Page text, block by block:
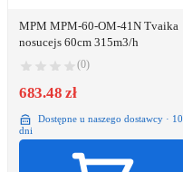
MPM MPM-60-OM-41N Tvaika
nosucejs 60cm 315m3/h
(0)
683.48 zł
Dostępne u naszego dostawcy · 10
dni